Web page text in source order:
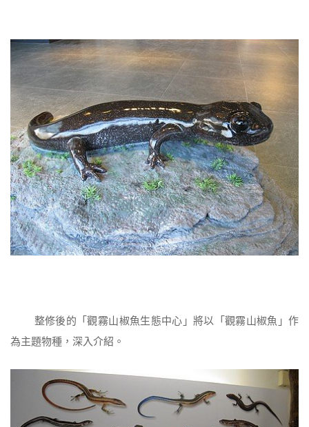
整修後的「觀霧山椒魚生態中心」將以「觀霧山椒魚」作
為主題物種，深入介紹。